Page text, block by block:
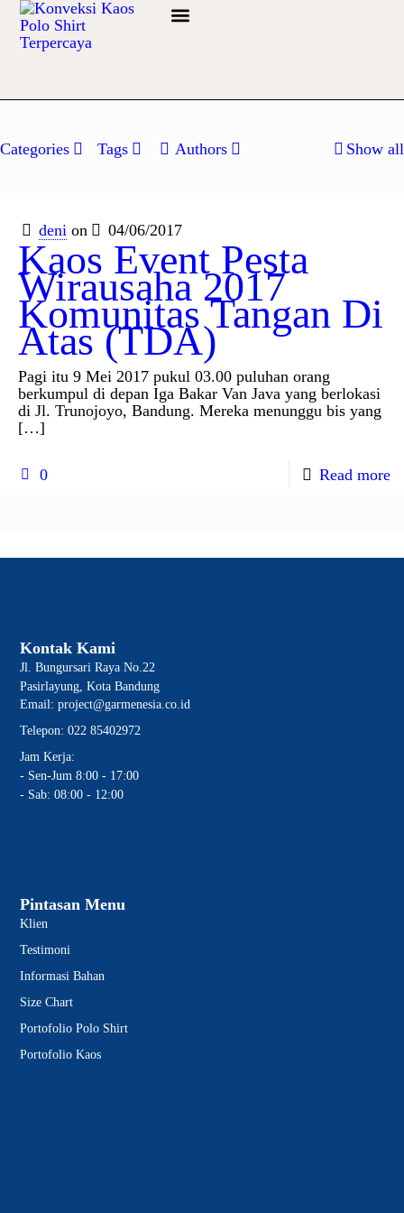
Categories Tags Authors Show all
deni on 04/06/2017
Kaos Event Pesta
Wirausaha 2017
Komunitas Tangan Di
Atas (TDA)
Pagi itu 9 Mei 2017 pukul 03.00 puluhan orang
berkumpul di depan Iga Bakar Van Java yang berlokasi
di Jl. Trunojoyo, Bandung. Mereka menunggu bis yang
[…]
0 Read more
Pintasan Menu
Klien
Testimoni
Informasi Bahan
Size Chart
Portofolio Polo Shirt
Portofolio Kaos
Kontak Kami
Jl. Bungursari Raya No.22
Pasirlayung, Kota Bandung
Email: project@garmenesia.co.id
Telepon: 022 85402972
Jam Kerja:
- Sen-Jum 8:00 - 17:00
- Sab: 08:00 - 12:00